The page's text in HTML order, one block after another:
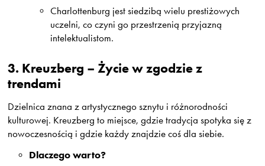
Charlottenburg jest siedzibą wielu prestiżowych
uczelni, co czyni go przestrzenią przyjazną
intelektualistom.
3. Kreuzberg – Życie w zgodzie z
trendami
Dzielnica znana z artystycznego sznytu i różnorodności
kulturowej. Kreuzberg to miejsce, gdzie tradycja spotyka się z
nowoczesnością i gdzie każdy znajdzie coś dla siebie.
Dlaczego warto?